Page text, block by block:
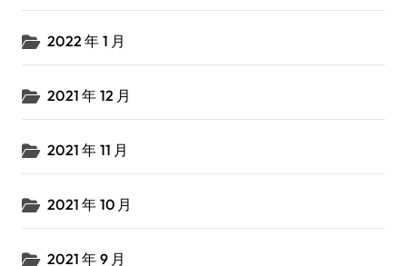
2022 年 1 月
2021 年 12 月
2021 年 11 月
2021 年 10 月
2021 年 9 月